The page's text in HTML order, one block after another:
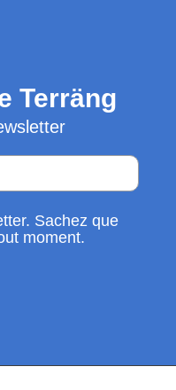
Terräng
Sachez que
moment.